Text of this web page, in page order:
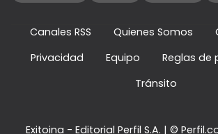
Canales RSS Quienes Somos
Privacidad
Equipo
Reglas de
Tránsito
Exitoina - Editorial Perfil S.A. | ©